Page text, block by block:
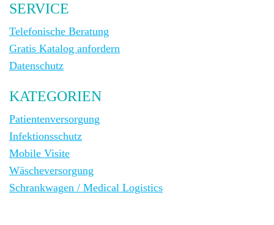
SERVICE
Telefonische Beratung
Gratis Katalog anfordern
Datenschutz
KATEGORIEN
Patientenversorgung
Infektionsschutz
Mobile Visite
Wäscheversorgung
Schrankwagen / Medical Logistics